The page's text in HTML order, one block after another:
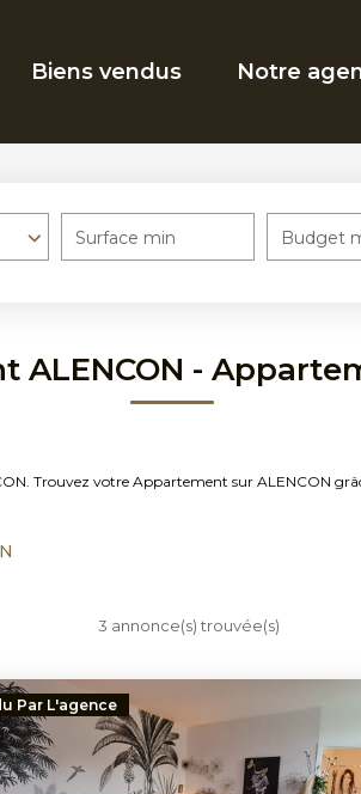
Biens vendus Notre
Surface min Budget
-
Trouvez votre Appartement sur ALENCON
3 annonce(s) trouvée(s)
Par L'agence